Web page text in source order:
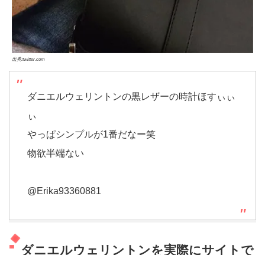
出典:twitter.com
ダニエルウェリントンの黒レザーの時計ほすぃぃ
ぃ
やっぱシンプルが1番だなー笑
物欲半端ない
@Erika93360881
ダニエルウェリントンを実際にサイトで